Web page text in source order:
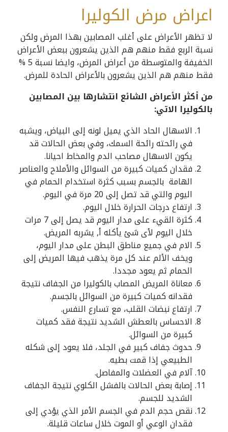
اعراض مرض الكوليرا
لا تظهر الأعراض على أغلب المصابين بهذا المرض ولكن
نسبة الربع فقط منهم هم الذين يشعرون ببعض الأعراض
الخفيفة والمتوسطة من أعراض المرض، وايضا نسبة 5 %
فقط منهم هم الذين يشعرون بالأعراض الحادة للمرض.
من أكثر الأعراض الشائع انتشارها بين المصابين
بالكوليرا الاتي:
الاسهال الحاد الذي يميل لونه إلى البياض، ويشبه
في رائحته رائحة السمك، وفي بعض الحالات قد
يكون الاسهال مصاحب الدم والمخاط احيانا.
فقدان كميات كبيرة من السوائل والأملاح والعناصر
الهامة بالجسم بسبب كثرة استخدام الحمام في
اليوم والتي قد تصل إلى 20 مرة في اليوم.
ارتفاع درجات الحرارة خلال اليوم.
كثرة القيء على مدار اليوم قد يصل إلى 7 مرات
خلال اليوم لأى شئ يأكله أ, يشربه المريض.
الام في جميع مناطق البطن على مدار اليوم،
ويخف الألم عند كل مرة يذهب فيها المريض إلى
الحمام ثم يعود مجددا.
معاناة المريض المصاب بالكوليرا من الجفاف نتيجة
فقدانه كميات كبيرة من السوائل بالجسم.
ارتفاع نبضات القلب، مع تسارع النفس.
الاحساس بالعطش الشديد نتيجة فقد كميات
كبيرة من السوائل.
حدوث جفاف كبير في الجلد، فلا يعود إلى شكله
الطبيعي إذا قمت بطيه.
آلام في العضلات والمفاصل.
إصابة بعض الحالات بالفشل الكلوي نتيجة الجفاف
الشديد للجسم.
نقص حجم الدم في الجسم الأمر الذي يؤدي إلى
فقدان الوعي أو الموت خلال ساعات قليلة.